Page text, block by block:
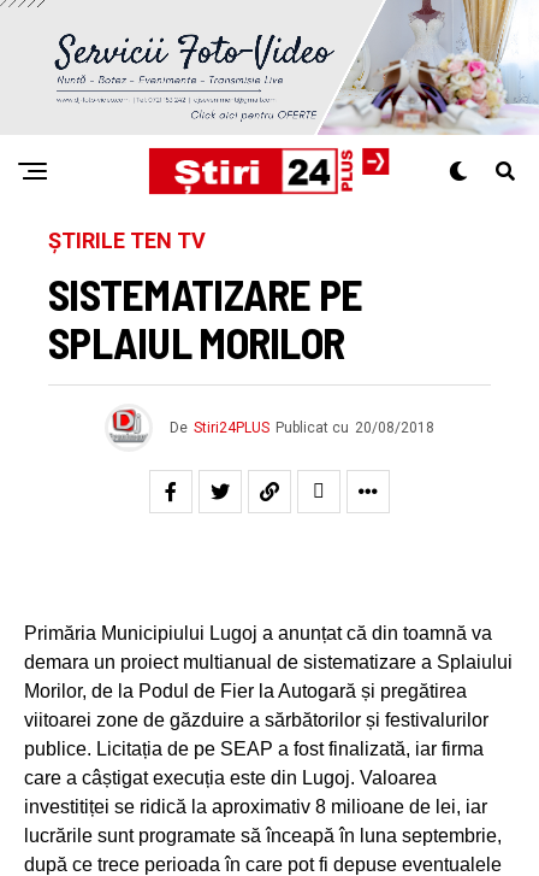
ȘTIRILE TEN TV
SISTEMATIZARE PE
SPLAIUL MORILOR
De Stiri24PLUS Publicat cu 20/08/2018
Primăria Municipiului Lugoj a anunțat că din toamnă va
demara un proiect multianual de sistematizare a Splaiului
Morilor, de la Podul de Fier la Autogară și pregătirea
viitoarei zone de găzduire a sărbătorilor și festivalurilor
publice. Licitația de pe SEAP a fost finalizată, iar firma
care a câștigat execuția este din Lugoj. Valoarea
investitiței se ridică la aproximativ 8 milioane de lei, iar
lucrările sunt programate să înceapă în luna septembrie,
după ce trece perioada în care pot fi depuse eventualele